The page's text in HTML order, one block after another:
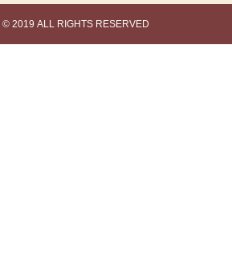
2019 ALL RIGHTS RESERVED